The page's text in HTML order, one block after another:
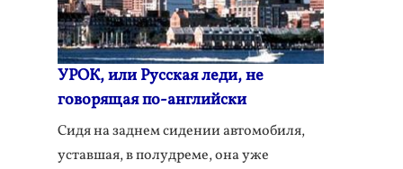
УРОК, или Русская леди, не
говорящая по-английски
Сидя на заднем сидении автомобиля,
уставшая, в полудреме, она уже